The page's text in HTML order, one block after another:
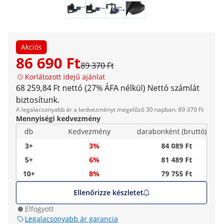
Akciós
86 690 Ft89 370 Ft
Korlátozott idejű ajánlat
68 259,84 Ft nettó (27% ÁFA nélkül) Nettó számlát
biztosítunk.
A legalacsonyabb ár a kedvezményt megelőző 30 napban: 89 370 Ft
Mennyiségi kedvezmény
db
Kedvezmény
darabonként (bruttó)
3+
3%
84 089 Ft
5+
6%
81 489 Ft
10+
8%
79 755 Ft
Ellenőrizze készletet
Elfogyott
Legalacsonyabb ár garancia